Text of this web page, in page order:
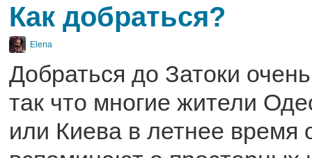
Как добраться?
Elena
Добраться до Затоки
так что многие жители
или Киева в летнее время